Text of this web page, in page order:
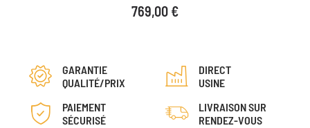
Prix
769,00 €
GARANTIE
QUALITÉ/PRIX
DIRECT
USINE
PAIEMENT
SÉCURISÉ
LIVRAISON SUR
RENDEZ-VOUS